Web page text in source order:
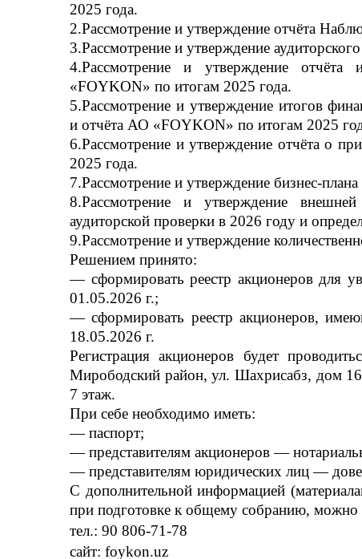
2025 года.
2.Рассмотрение и утверждение отчёта
3.Рассмотрение и утверждение
4.Рассмотрение и утверждение отчёта
«FOYKON» по итогам 2025 года.
5.Рассмотрение и утверждение итогов
и отчёта АО «FOYKON» по итогам 2025
6.Рассмотрение и утверждение отчёта о
2025 года.
7.Рассмотрение и утверждение бизнес-
8.Рассмотрение и утверждение
аудиторской проверки в 2026 году и
9.Рассмотрение и утверждение
Решением принято:
— сформировать реестр акционеров для
01.05.2026 г.;
— сформировать реестр акционеров,
18.05.2026 г.
Регистрация акционеров будет
Мирободский район, ул. Шахрисабз, дом
7 этаж.
При себе необходимо иметь:
— паспорт;
— представителям акционеров —
— представителям юридических лиц —
С дополнительной информацией
при подготовке к общему собранию, можно
тел.: 90 806-71-78
сайт: foykon.uz